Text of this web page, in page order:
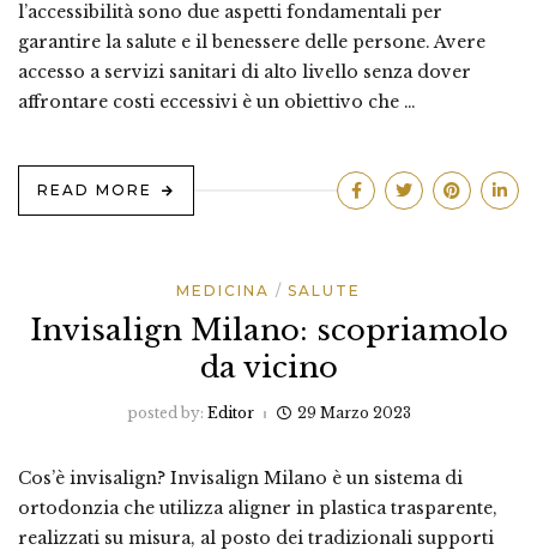
l’accessibilità sono due aspetti fondamentali per
garantire la salute e il benessere delle persone. Avere
accesso a servizi sanitari di alto livello senza dover
affrontare costi eccessivi è un obiettivo che …
READ MORE
MEDICINA SALUTE
Invisalign Milano: scopriamolo
da vicino
posted by: Editor 29 Marzo 2023
Cos’è invisalign? Invisalign Milano è un sistema di
ortodonzia che utilizza aligner in plastica trasparente,
realizzati su misura, al posto dei tradizionali supporti